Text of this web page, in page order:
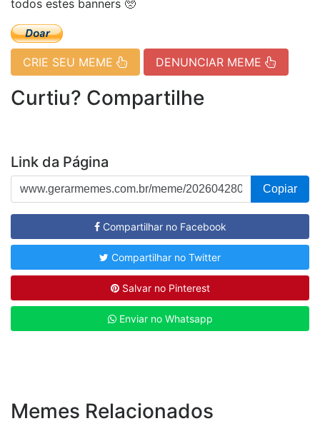
todos estes banners 🥺
CRIE SEU MEME DENUNCIAR MEME
Curtiu? Compartilhe
Link da Página
Copiar
Compartilhar no Facebook
Compartilhar no Twitter
Salvar no Pinterest
Enviar no Whatsapp
Memes Relacionados